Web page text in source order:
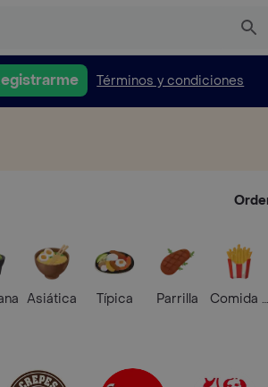
Términos y condiciones
Asiática Típica Parrilla Comida